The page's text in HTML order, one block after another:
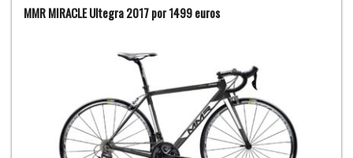
MMR MIRACLE Ultegra 2017 por 1499 euros